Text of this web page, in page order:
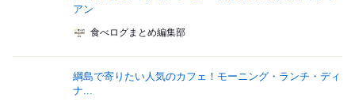
アン
食べログまとめ編集部
綱島で寄りたい人気のカフェ！モーニング・ランチ・ディ
ナ...